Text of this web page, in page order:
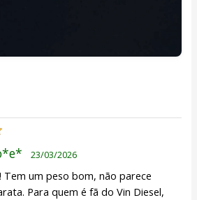
23/03/2026
Tem um peso bom, não parece
Para quem é fã do Vin Diesel,